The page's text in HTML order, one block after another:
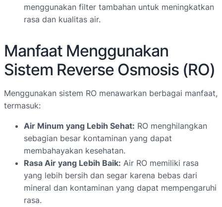
menggunakan filter tambahan untuk meningkatkan
rasa dan kualitas air.
Manfaat Menggunakan
Sistem Reverse Osmosis (RO)
Menggunakan sistem RO menawarkan berbagai manfaat,
termasuk:
Air Minum yang Lebih Sehat: RO menghilangkan
sebagian besar kontaminan yang dapat
membahayakan kesehatan.
Rasa Air yang Lebih Baik: Air RO memiliki rasa
yang lebih bersih dan segar karena bebas dari
mineral dan kontaminan yang dapat mempengaruhi
rasa.